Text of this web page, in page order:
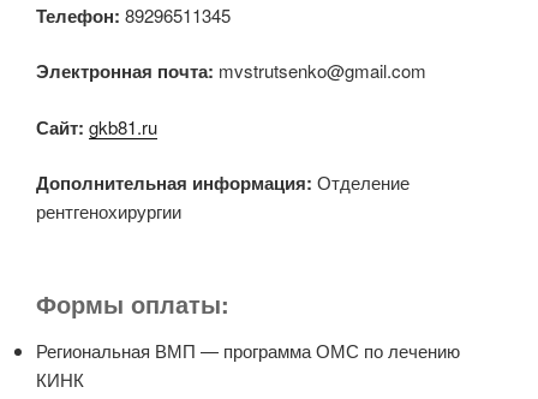
Телефон: 89296511345
Электронная почта: mvstrutsenko@gmail.com
Сайт: gkb81.ru
Дополнительная информация: Отделение
рентгенохирургии
Формы оплаты:
Региональная ВМП — программа ОМС по лечению
КИНК